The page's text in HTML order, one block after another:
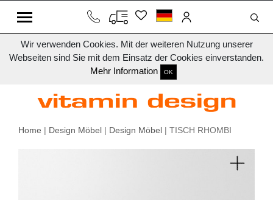
Wir verwenden Cookies. Mit der weiteren Nutzung unserer
Webseiten sind Sie mit dem Einsatz der Cookies einverstanden.
Mehr Information
OK
Home | Design Möbel | Design Möbel | TISCH RHOMBI